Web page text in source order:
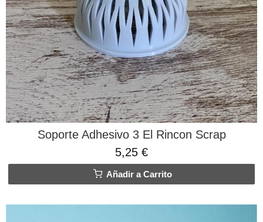
Soporte Adhesivo 3 El Rincon Scrap
5,25 €
Añadir a Carrito